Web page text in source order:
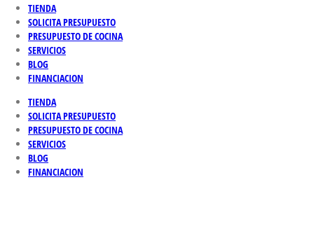
TIENDA
SOLICITA PRESUPUESTO
PRESUPUESTO DE COCINA
SERVICIOS
BLOG
FINANCIACION
TIENDA
SOLICITA PRESUPUESTO
PRESUPUESTO DE COCINA
SERVICIOS
BLOG
FINANCIACION